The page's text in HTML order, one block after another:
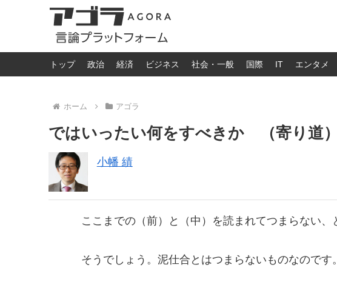
トップ 政治 経済 ビジネス 社会・一般 国際 IT エンタメ
ホーム アゴラ
ではいったい何をすべきか （寄り道
小幡 績
ここまでの（前）と（中）を読まれてつまらない、
そうでしょう。泥仕合とはつまらないものなのです。